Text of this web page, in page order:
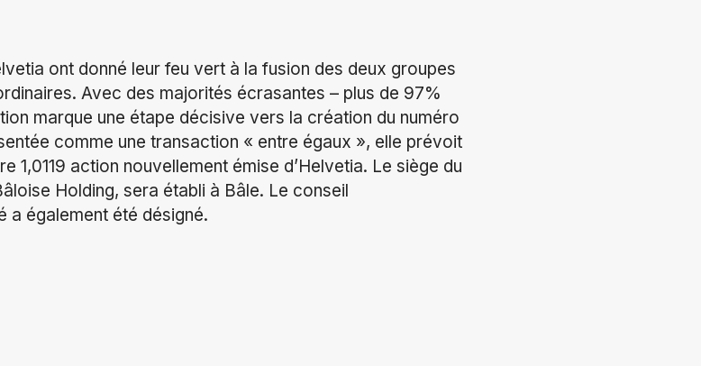
ont donné leur feu vert à la fusion des deux groupes
Avec des majorités écrasantes – plus de 97%
marque une étape décisive vers la création du numéro
comme une transaction « entre égaux », elle prévoit
1,0119 action nouvellement émise d’Helvetia. Le siège du
Holding, sera établi à Bâle. Le conseil
a également été désigné.